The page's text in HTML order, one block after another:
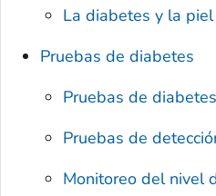
La diabetes y la piel
Pruebas de diabetes
Pruebas de
Pruebas de
Monitoreo del nivel